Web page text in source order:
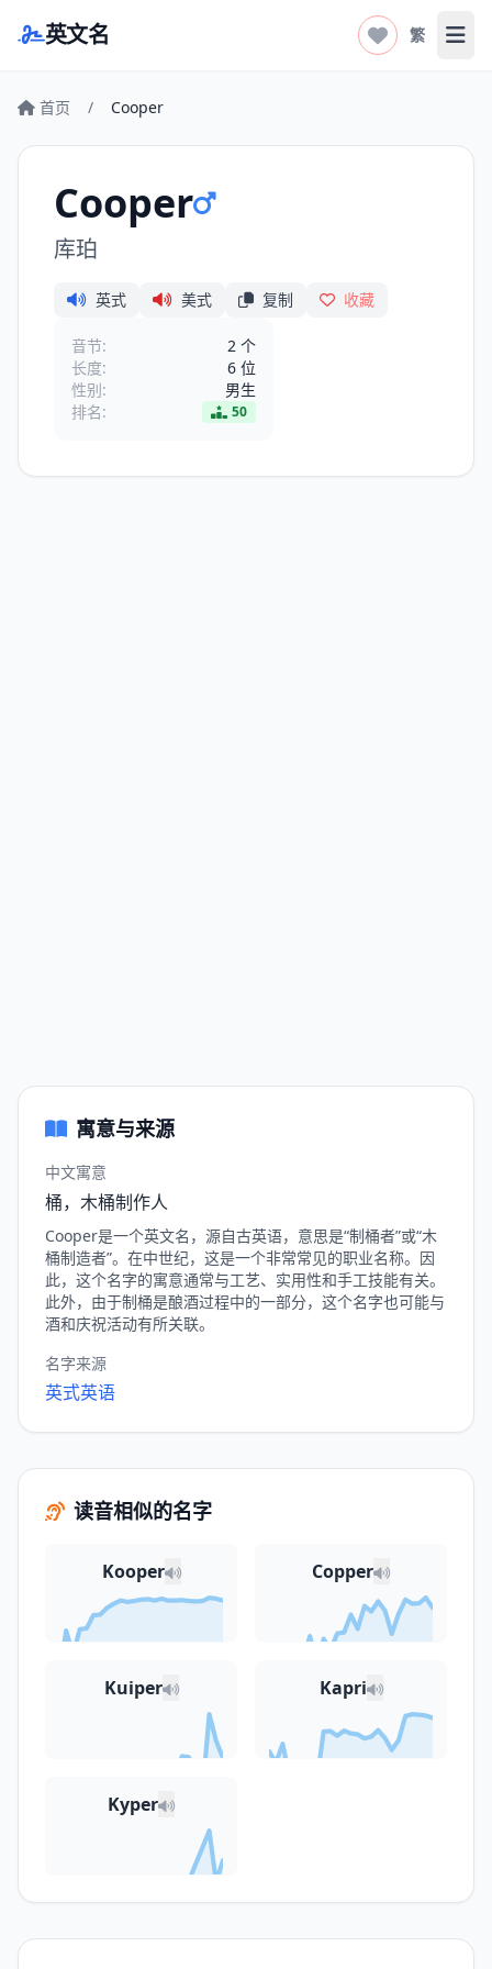
英文名 繁 打
首页 / Cooper
Cooper
库珀
英式 美式 复制 收藏
音节:
2 个
长度:
6 位
性别:
男生
排名:
50
寓意与来源
中文寓意
桶，木桶制作人
Cooper是一个英文名，源自古英语，意思是“制桶者”或“木
桶制造者”。在中世纪，这是一个非常常见的职业名称。因
此，这个名字的寓意通常与工艺、实用性和手工技能有关。
此外，由于制桶是酿酒过程中的一部分，这个名字也可能与
酒和庆祝活动有所关联。
名字来源
英式英语
读音相似的名字
Kooper Copper
Kuiper Kapri
Kyper